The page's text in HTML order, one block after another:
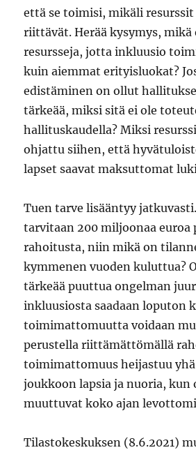
että se toimisi, mikäli
riittävät. Herää kysymys, mikä
resursseja, jotta inkluusio
kuin aiemmat erityisluokat?
edistäminen on ollut
tärkeää, miksi sitä ei ole
hallituskaudella? Miksi
ohjattu siihen, että
lapset saavat maksuttomat
Tuen tarve lisääntyy
tarvitaan 200 miljoonaa euroa
rahoitusta, niin mikä on
kymmenen vuoden kuluttua?
tärkeää puuttua ongelman
inkluusiosta saadaan loputon
toimimattomuutta voidaan
perustella riittämättömällä
toimimattomuus heijastuu
joukkoon lapsia ja nuoria,
muuttuvat koko ajan
Tilastokeskuksen (8.6.2021)